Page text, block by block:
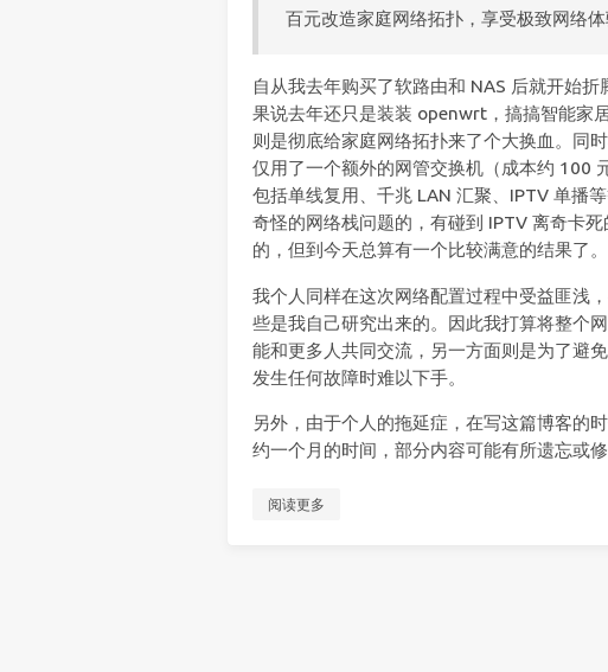
百元改造家庭网络拓扑，享受极致网络体
自从我去年购买了软路由和 NAS 后就开始
果说去年还只是装装 openwrt，搞搞智能家
则是彻底给家庭网络拓扑来了个大换血。同
仅用了一个额外的网管交换机（成本约 100
包括单线复用、千兆 LAN 汇聚、IPTV 单播
奇怪的网络栈问题的，有碰到 IPTV 离奇卡
的，但到今天总算有一个比较满意的结果了。
我个人同样在这次网络配置过程中受益匪浅
些是我自己研究出来的。因此我打算将整个
能和更多人共同交流，另一方面则是为了避
发生任何故障时难以下手。
另外，由于个人的拖延症，在写这篇博客的
约一个月的时间，部分内容可能有所遗忘或
阅读更多